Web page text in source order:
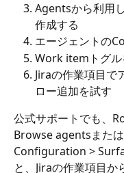
Agentsから利用
作成する
エージェントの
Work itemトグル
Jiraの作業項目で
ロー追加を試す
公式サポートでも、
Browse agentsまた
Configuration >
と、Jiraの作業項目か